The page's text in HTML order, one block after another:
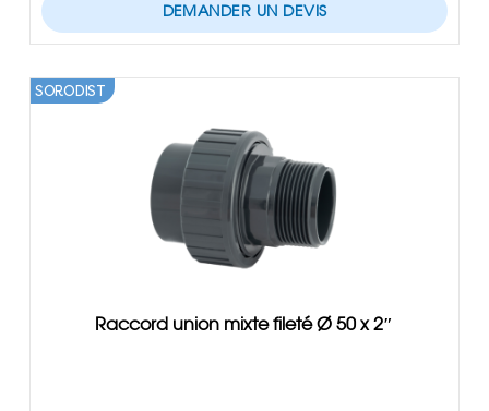
DEMANDER UN DEVIS
Raccord union mixte fileté Ø 50 x 2″
SORODIST